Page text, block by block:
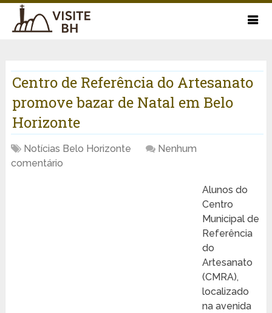
Centro de Referência do Artesanato
promove bazar de Natal em Belo
Horizonte
Notícias Belo Horizonte
Nenhum
comentário
Alunos do
Centro
Municipal de
Referência
do
Artesanato
(CMRA),
localizado
na avenida